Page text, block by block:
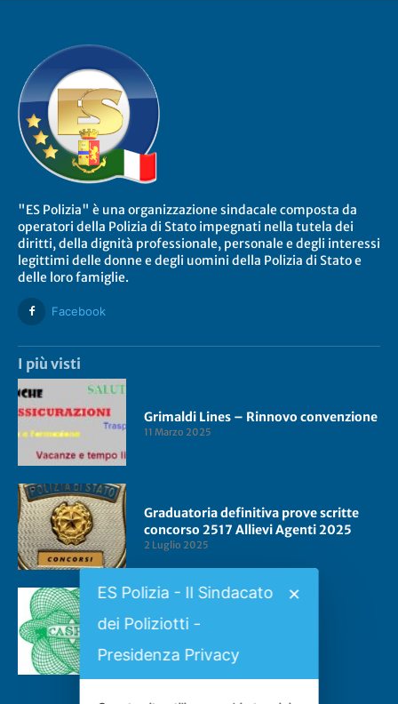
"ES Polizia" è una organizzazione sindacale composta da
operatori della Polizia di Stato impegnati nella tutela dei
diritti, della dignità professionale, personale e degli interessi
legittimi delle donne e degli uomini della Polizia di Stato e
delle loro famiglie.
Facebook
I più visti
Grimaldi Lines – Rinnovo convenzione
11 Marzo 2025
Graduatoria definitiva prove scritte
concorso 2517 Allievi Agenti 2025
2 Luglio 2025
Convenzione CASPIE 2023
ES Polizia - Il Sindacato
dei Poliziotti -
Presidenza Privacy
✕